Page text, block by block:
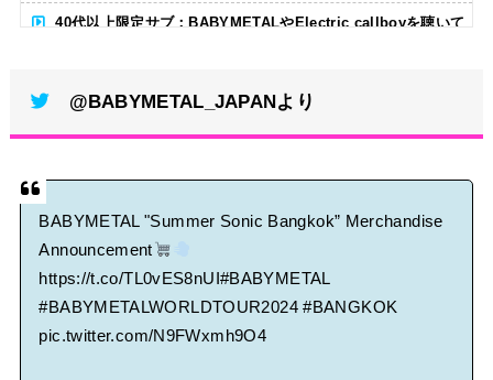
40代以上限定サブ：BABYMETALやElectric callboyを聴いて
BABYMETAL「CANNONBALL外伝」グッズ販売決定
Powered by livedoor 相互RSS
@BABYMETAL_JAPANより
BABYMETAL "Summer Sonic Bangkok” Merchandise
Announcement
https://t.co/TL0vES8nUI #BABYMETAL
#BABYMETALWORLDTOUR2024 #BANGKOK
pic.twitter.com/N9FWxmh9O4